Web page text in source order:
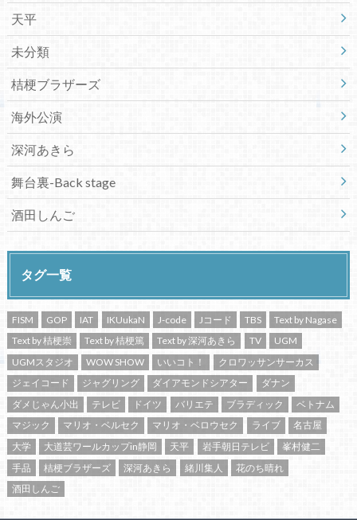
天平
未分類
桔梗ブラザーズ
海外公演
深河あきら
舞台裏-Back stage
酒田しんご
タグ一覧
FISM GOP IAT IKUukaN J-code Jコード TBS
Text by Nagase
Text by 桔梗崇
Text by 桔梗篤 Text by 深河あきら TV
UGM
UGMスタジオ
WOW SHOW いいコト！
クロワッサンサーカス
ジェイコード
ジャグリング ダイアモンドシアター
ダナン
ダメじゃん小出
テレビ ドイツ バリエテ ブラディック
ベトナム
マジック
マリオ・ベルセク マリオ・ベロウセク ライブ
名古屋
大学
大道芸ワールカップin静岡 天平 岩手朝日テレビ
峯村健二
手品
桔梗ブラザーズ 深河あきら 緒川集人
花のち晴れ
酒田しんご